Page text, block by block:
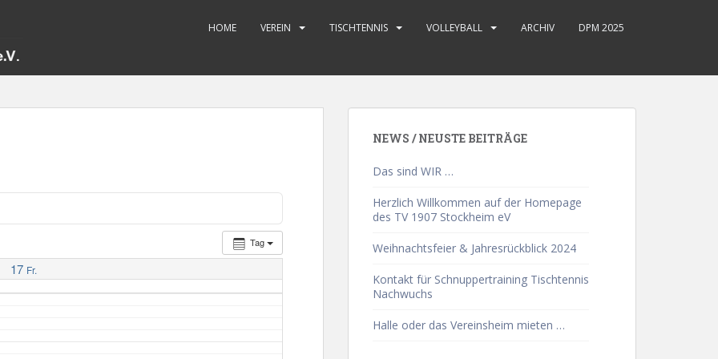
HOME VEREIN TISCHTENNIS VOLLEYBALL ARCHIV DPM 2025
Tag
17 Fr.
NEWS / NEUSTE BEITRÄGE
Das sind WIR …
Herzlich Willkommen auf der Homepage
des TV 1907 Stockheim eV
Weihnachtsfeier & Jahresrückblick 2024
Kontakt für Schnuppertraining Tischtennis
Nachwuchs
Halle oder das Vereinsheim mieten …